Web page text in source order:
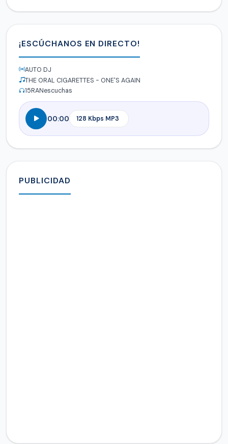
¡ESCÚCHANOS EN DIRECTO!
AUTO DJ
THE ORAL CIGARETTES - ONE'S AGAIN
15RANescuchas
00:00
PUBLICIDAD